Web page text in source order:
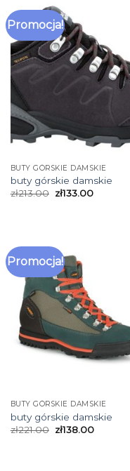
Promocja!
BUTY GÓRSKIE DAMSKIE
buty górskie damskie
zł213.00 zł133.00
Promocja!
BUTY GÓRSKIE DAMSKIE
buty górskie damskie
zł221.00 zł138.00